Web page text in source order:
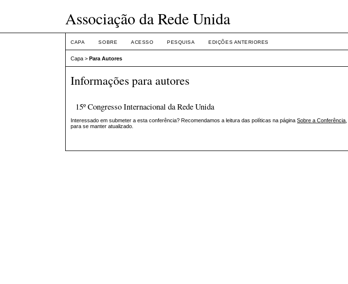
Associação da Rede Unida
CAPA SOBRE ACESSO PESQUISA EDIÇÕES ANTERIORES
Capa >Para Autores
Informações para autores
15º Congresso Internacional da Rede Unida
Interessado em submeter a esta conferência? Recomendamos a leitura das políticas na páginaSobre a Conferência
para se manter atualizado.